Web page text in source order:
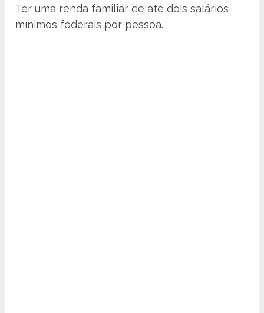
Ter uma renda familiar de até dois salários
mínimos federais por pessoa.